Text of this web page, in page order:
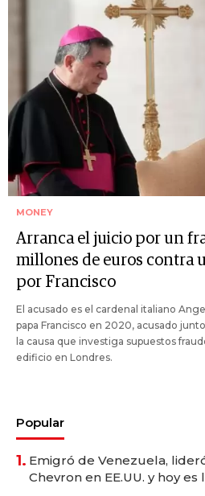
MONEY
Arranca el juicio por un
millones de euros contra
por Francisco
El acusado es el cardenal italiano
papa Francisco en 2020, acusado
la causa que investiga supuestos
edificio en Londres.
Popular
1. Emigró de Venezuela,
Chevron en EE.UU. y hoy